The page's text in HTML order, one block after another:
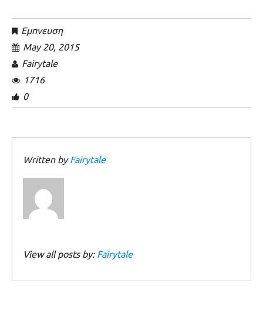
Εμπνευση
May 20, 2015
Fairytale
1716
0
Written byFairytale
View all posts by: Fairytale